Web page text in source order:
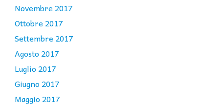
Novembre 2017
Ottobre 2017
Settembre 2017
Agosto 2017
Luglio 2017
Giugno 2017
Maggio 2017